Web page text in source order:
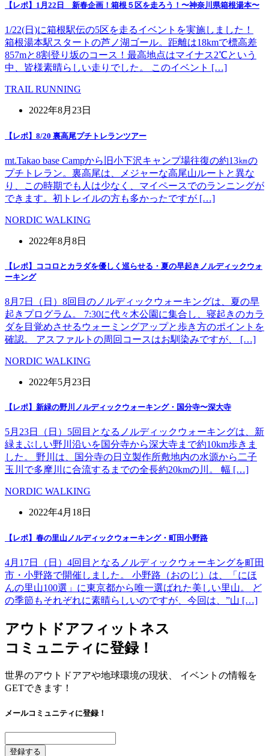
【レポ】1月22日 新春企画！箱根５区を走ろう！〜神奈川県箱根湯本〜
1/22(日)に箱根駅伝の5区を走るイベントを実施しました！
箱根湯本駅スタートの芦ノ湖ゴール。距離は18kmで標高差
857mと8割登り坂のコース！最高地点はマイナス2℃という
中、皆様素晴らしい走りでした。 このイベント […]
TRAIL RUNNING
2022年8月23日
【レポ】8/20 裏高尾プチトレランツアー
mt.Takao base Campから旧小下沢キャンプ場往復の約13㎞の
プチトレラン。裏高尾は、メジャーな高尾山ルートと異な
り、この時期でも人は少なく、マイペースでのランニングが
できます。初トレイルの方も多かったですが […]
NORDIC WALKING
2022年8月8日
【レポ】ココロとカラダを優しく巡らせる・夏の早起きノルディックウォ
ーキング
8月7日（日）8回目のノルディックウォーキングは、夏の早
起きプログラム。 7:30に代々木公園に集合し、寝起きのカラ
ダを目覚めさせるウォーミングアップと歩き方のポイントを
確認。 アスファルトの周回コースはお馴染みですが、 […]
NORDIC WALKING
2022年5月23日
【レポ】新緑の野川ノルディックウォーキング・国分寺〜深大寺
5月23日（日）5回目となるノルディックウォーキングは、新
緑まぶしい野川沿いを国分寺から深大寺まで約10km歩きま
した。 野川は、国分寺の日立製作所敷地内の水源から二子
玉川で多摩川に合流するまでの全長約20kmの川。 幅 […]
NORDIC WALKING
2022年4月18日
【レポ】春の里山ノルディックウォーキング・町田小野路
4月17日（日）4回目となるノルディックウォーキングを町田
市・小野路で開催しました。 小野路（おのじ）は、「にほ
んの里山100選」に東京都から唯一選ばれた美しい里山。 ど
の季節もそれぞれに素晴らしいのですが、今回は、”山 […]
アウトドアフィットネス
コミュニティに登録！
世界のアウトドアアや地球環境の現状、 イベントの情報を
GETできます！
メールコミュニティに登録！